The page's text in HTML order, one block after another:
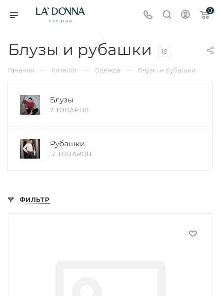
0
Блузы и рубашки 19
Главная — Каталог — Одежда — Блузы и рубашки
Блузы
7 ТОВАРОВ
Рубашки
12 ТОВАРОВ
ФИЛЬТР